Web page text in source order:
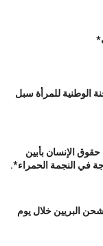
الوطنية للمرأة سبل
الإنسان بأبين
البريين خلال يوم